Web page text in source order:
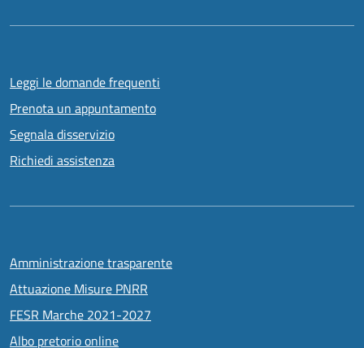
Leggi le domande frequenti
Prenota un appuntamento
Segnala disservizio
Richiedi assistenza
Amministrazione trasparente
Attuazione Misure PNRR
FESR Marche 2021-2027
Albo pretorio online